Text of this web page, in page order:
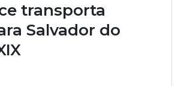
transporta
Salvador do